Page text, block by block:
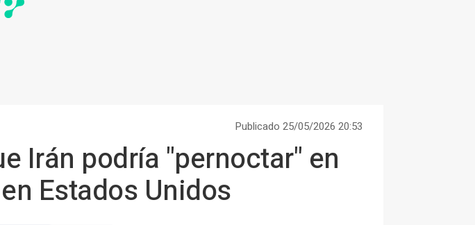
Publicado 25/05/2026 20:53
Irán podría "pernoctar" en
Estados Unidos